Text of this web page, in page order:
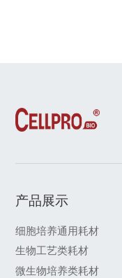
产品展示
细胞培养通用耗材
生物工艺类耗材
微生物培养类耗材